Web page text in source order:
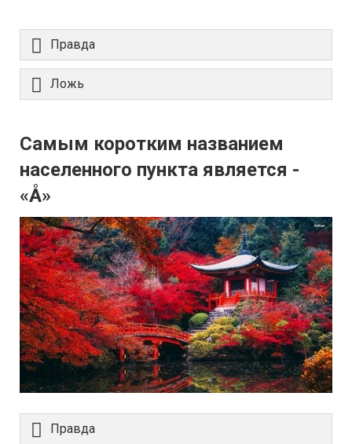
Правда
Ложь
Самым коротким названием
населенного пункта является -
«Å»
Правда